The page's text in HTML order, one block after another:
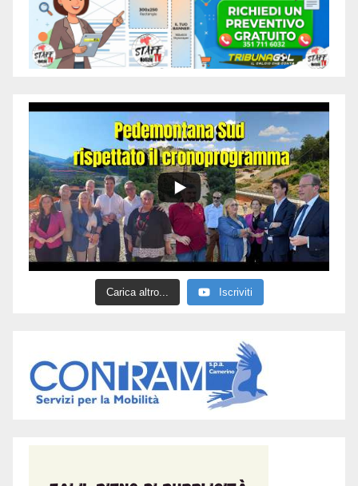
Carica altro... Iscriviti